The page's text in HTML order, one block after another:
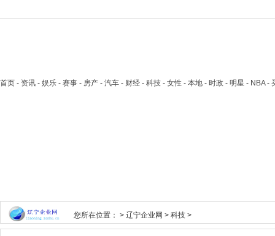
首页 - 资讯 - 娱乐 - 赛事 - 房产 - 汽车 - 财经 - 科技 - 女性 - 本地 - 时政 - 明星 - NBA
您所在位置： > 辽宁企业网 > 科技 >